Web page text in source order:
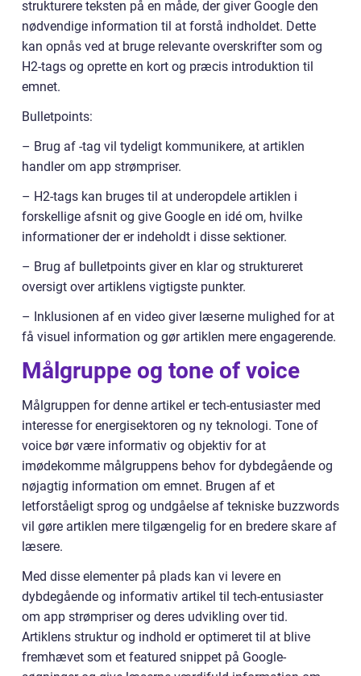
strukturere teksten på en måde, der giver Google den
nødvendige information til at forstå indholdet. Dette
kan opnås ved at bruge relevante overskrifter som og
H2-tags og oprette en kort og præcis introduktion til
emnet.
Bulletpoints:
– Brug af -tag vil tydeligt kommunikere, at artiklen
handler om app strømpriser.
– H2-tags kan bruges til at underopdele artiklen i
forskellige afsnit og give Google en idé om, hvilke
informationer der er indeholdt i disse sektioner.
– Brug af bulletpoints giver en klar og struktureret
oversigt over artiklens vigtigste punkter.
– Inklusionen af en video giver læserne mulighed for at
få visuel information og gør artiklen mere engagerende.
Målgruppe og tone of voice
Målgruppen for denne artikel er tech-entusiaster med
interesse for energisektoren og ny teknologi. Tone of
voice bør være informativ og objektiv for at
imødekomme målgruppens behov for dybdegående og
nøjagtig information om emnet. Brugen af et
letforståeligt sprog og undgåelse af tekniske buzzwords
vil gøre artiklen mere tilgængelig for en bredere skare af
læsere.
Med disse elementer på plads kan vi levere en
dybdegående og informativ artikel til tech-entusiaster
om app strømpriser og deres udvikling over tid.
Artiklens struktur og indhold er optimeret til at blive
fremhævet som et featured snippet på Google-